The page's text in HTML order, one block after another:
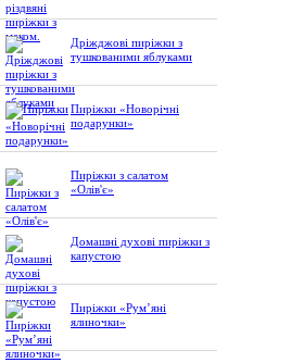
Дріжджові пиріжки з
тушкованими яблуками
Пиріжки «Новорічні
подарунки»
Пиріжки з салатом
«Олів'є»
Домашні духові пиріжки з
капустою
Пиріжки «Рум’яні
ялиночки»